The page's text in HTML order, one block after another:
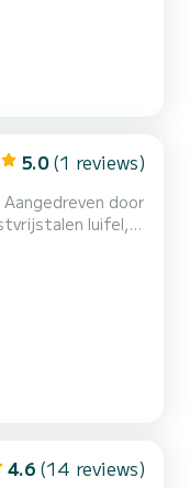
5.0 (1 reviews)
door
luifel,
4.6 (14 reviews)